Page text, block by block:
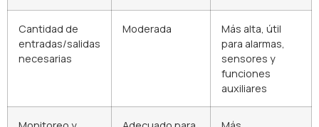
Cantidad de
entradas/salidas
necesarias
Moderada
Más alta, útil
para alarmas,
sensores y
funciones
auxiliares